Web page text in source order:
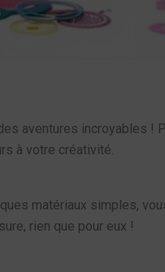
aventures incroyables !
à votre créativité.
matériaux simples,
rien que pour eux !